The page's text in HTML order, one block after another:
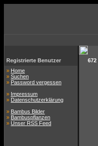
Registrierte Benutzer
» Home
» Suchen
» Password vergessen
» Impressum
» Datenschutzerklärung
» Bambus Bilder
» Bambuspflanzen
» Unser RSS Feed
672